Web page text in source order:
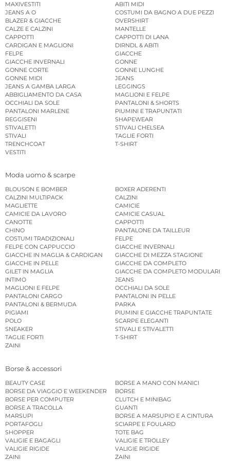
MAXIVESTITI
ABITI MIDI
JEANS A O
COSTUMI DA BAGNO A DUE PEZZI
BLAZER & GIACCHE
OVERSHIRT
CALZE E CALZINI
MANTELLE
CAPPOTTI
CAPPOTTI DI LANA
CARDIGAN E MAGLIONI
DIRNDL & ABITI
FELPE
GIACCHE
GIACCHE INVERNALI
GONNE
GONNE CORTE
GONNE LUNGHE
GONNE MIDI
JEANS
JEANS A GAMBA LARGA
LEGGINGS
ABBIGLIAMENTO DA CASA
MAGLIONI E FELPE
OCCHIALI DA SOLE
PANTALONI & SHORTS
PANTALONI MARLENE
PIUMINI E TRAPUNTATI
REGGISENI
SHAPEWEAR
STIVALETTI
STIVALI CHELSEA
STIVALI
TAGLIE FORTI
TRENCHCOAT
T-SHIRT
VESTITI
Moda uomo & scarpe
BLOUSON E BOMBER
BOXER ADERENTI
CALZINI MULTIPACK
CALZINI
MAGLIETTE
CAMICIE
CAMICIE DA LAVORO
CAMICIE CASUAL
CANOTTE
CAPPOTTI
CHINO
PANTALONE DA TAILLEUR
COSTUMI TRADIZIONALI
FELPE
FELPE CON CAPPUCCIO
GIACCHE INVERNALI
GIACCHE IN MAGLIA & CARDIGAN
GIACCHE DI MEZZA STAGIONE
GIACCHE IN PELLE
GIACCHE DA COMPLETO
GILET IN MAGLIA
GIACCHE DA COMPLETO MODULARI
INTIMO
JEANS
MAGLIONI E FELPE
OCCHIALI DA SOLE
PANTALONI CARGO
PANTALONI IN PELLE
PANTALONI & BERMUDA
PARKA
PIGIAMI
PIUMINI E GIACCHE TRAPUNTATE
POLO
SCARPE ELEGANTI
SNEAKER
STIVALI E STIVALETTI
TAGLIE FORTI
T-SHIRT
ZAINI
Borse & accessori
BEAUTY CASE
BORSE A MANO CON MANICI
BORSE DA VIAGGIO E WEEKENDER
BORSE
BORSE PER COMPUTER
CLUTCH E MINIBAG
BORSE A TRACOLLA
GUANTI
MARSUPI
BORSE A MARSUPIO E A CINTURA
PORTAFOGLI
SCIARPE E FOULARD
SHOPPER
TOTE BAG
VALIGIE E BAGAGLI
VALIGIE E TROLLEY
VALIGIE RIGIDE
VALIGIE RIGIDE
ZAINI
ZAINI